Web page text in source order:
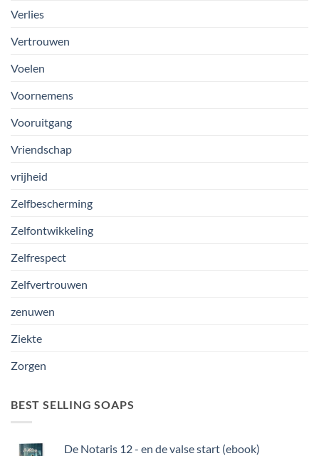
Verlies
Vertrouwen
Voelen
Voornemens
Vooruitgang
Vriendschap
vrijheid
Zelfbescherming
Zelfontwikkeling
Zelfrespect
Zelfvertrouwen
zenuwen
Ziekte
Zorgen
BEST SELLING SOAPS
De Notaris 12 - en de valse start (ebook)